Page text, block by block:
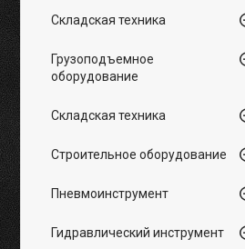
Складская техника
Грузоподъемное
оборудование
Складская техника
Строительное оборудование
Пневмоинструмент
Гидравлический инструмент